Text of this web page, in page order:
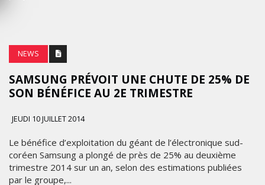
NEWS
SAMSUNG PRÉVOIT UNE CHUTE DE 25% DE
SON BÉNÉFICE AU 2E TRIMESTRE
JEUDI 10 JUILLET 2014
Le bénéfice d’exploitation du géant de l’électronique sud-
coréen Samsung a plongé de près de 25% au deuxième
trimestre 2014 sur un an, selon des estimations publiées
par le groupe,...